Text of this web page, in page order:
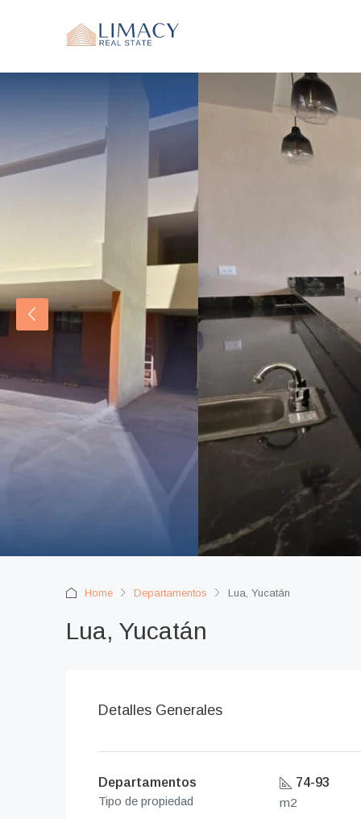
Home Departamentos Lua, Yucatán
Lua, Yucatán
Detalles Generales
Departamentos
Tipo de propiedad
74-93
m2